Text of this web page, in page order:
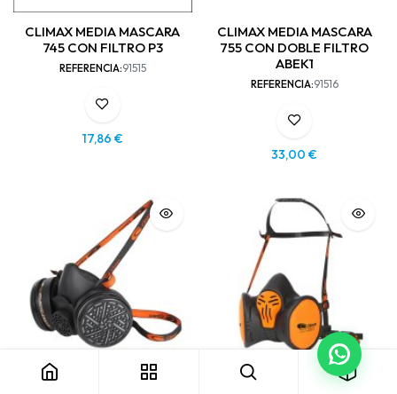
CLIMAX MEDIA MASCARA
745 CON FILTRO P3
REFERENCIA:91515
17,86 €
CLIMAX MEDIA MASCARA
755 CON DOBLE FILTRO
ABEK1
REFERENCIA:91516
33,00 €
CLIMAX MEDIA MASCARA
CLIMAX MEDIA MASCARA